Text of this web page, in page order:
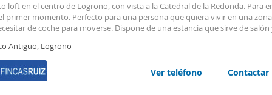
loft en el centro de Logroño, con vista a la Catedral de la Redonda. Para
primer momento. Perfecto para una persona que quiera vivir en una
de coche para moverse. Dispone de una estancia que sirve de salón
ducha. Es un primero sin ascensor. Garaje opcional Se solicitan dos meses
EN EL CENTRO, NUNCA FUE TAN FACIL!!! Fincas Ruiz Logroño
Calle Belchite 4
Antiguo, Logroño
Ver teléfono Contactar